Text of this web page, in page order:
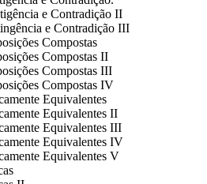
e Contradição II
e Contradição III
Compostas
Compostas II
Compostas III
Compostas IV
Equivalentes
Equivalentes II
Equivalentes III
Equivalentes IV
Equivalentes V